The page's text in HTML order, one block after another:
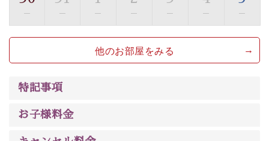
【旅】
豊富な知識を持ったドライバー兼ガイドが諏訪大社をご
案内します。事前ご予約制ですので、ご利用ご希望の方
は【3日前まで】にお電話ください。
※交通規制などにより運行できない日がございます
※年末年始及び御柱祭前後は運行しておりません
— — — — — — —
他のお部屋をみる
特記事項
お子様料金